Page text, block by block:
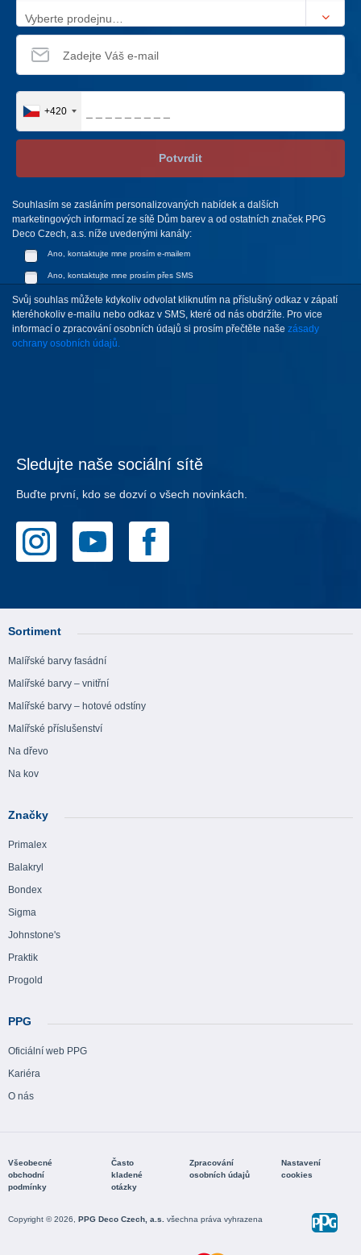
Vyberte prodejnu…
+420
Potvrdit
Souhlasím se zasláním personalizovaných nabídek a dalších
marketingových informací ze sítě Dům barev a od ostatních značek PPG
Deco Czech, a.s. níže uvedenými kanály:
Ano, kontaktujte mne prosím e-mailem
Ano, kontaktujte mne prosím přes SMS
Svůj souhlas můžete kdykoliv odvolat kliknutím na příslušný odkaz v zápatí
kteréhokoliv e-mailu nebo odkaz v SMS, které od nás obdržíte. Pro vice
informací o zpracování osobních údajů si prosím přečtěte naše zásady
ochrany osobních údajů.
Sledujte naše sociální sítě
Buďte první, kdo se dozví o všech novinkách.
Sortiment
Malířské barvy fasádní
Malířské barvy – vnitřní
Malířské barvy – hotové odstíny
Malířské příslušenství
Na dřevo
Na kov
Značky
Primalex
Balakryl
Bondex
Sigma
Johnstone's
Praktik
Progold
PPG
Oficiální web PPG
Kariéra
O nás
Všeobecné
obchodní
podmínky
Často
kladené
otázky
Zpracování
osobních údajů
Nastavení
cookies
Copyright © 2026, PPG Deco Czech, a.s. všechna práva vyhrazena